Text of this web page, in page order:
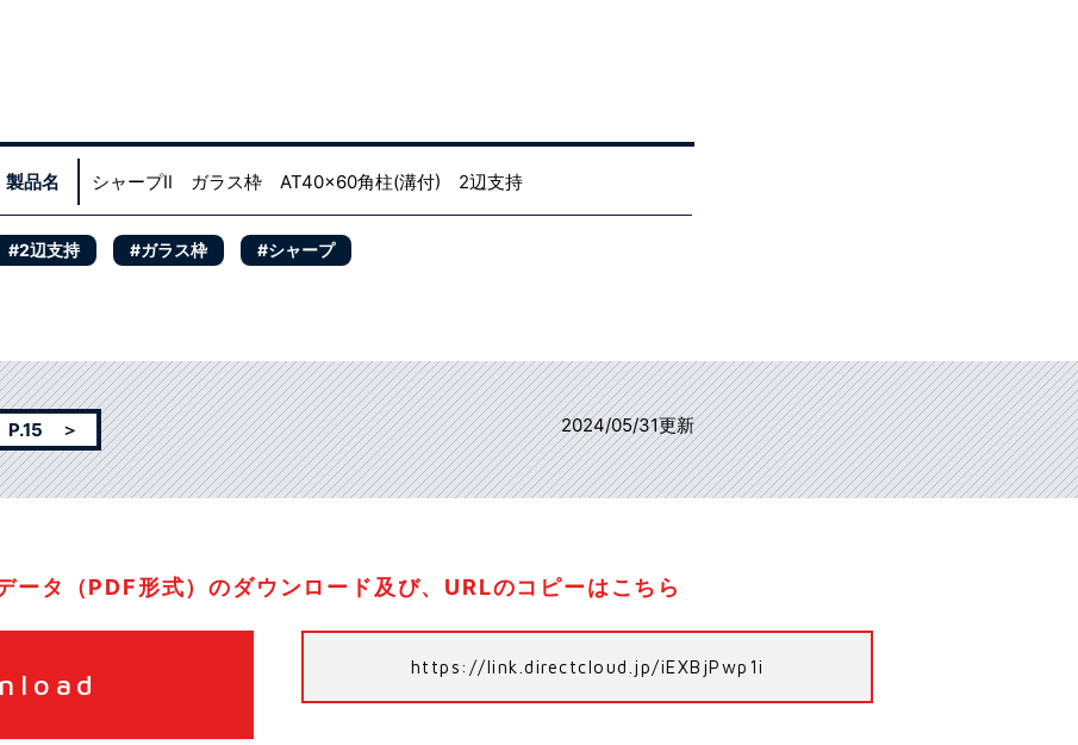
製品名 シャープⅡ ガラス枠 AT40x60角柱(溝付) 2辺支持
#2辺支持 #ガラス枠 #シャープ
2024/05/31更新
P.15 ＞
ータ（PDF形式）のダウンロード及び、URLのコピーはこちら
https://link.directcloud.jp/iEXBjPwp1i